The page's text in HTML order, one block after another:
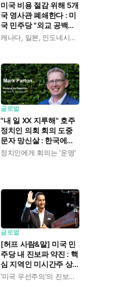
미국 비용 절감 위해 5개
국 영사관 폐쇄한다 : 미
국 민주당 "외교 공백에
중국이 파고들 수 있다"캐나다, 일본, 인도네시아, 카메룬, 그레나다
글로벌
"내 일 XX 지루해" 호주
정치인 의회 회의 도중
문자 망신살 : 한국에도
이런 '사고' 많았지
정치인에게 회의는 '운명'
글로벌
[허프 사람&말] 미국 민
주당 내 진보파 약진 : 핵
심 지역인 미시간주 상
원 경선에서 압둘 엘사'미국 우선주의'의 진보적 해석